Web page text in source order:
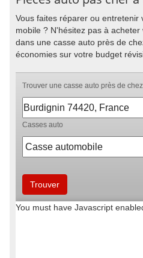
Vous faites réparer ou entretenir
mobile ? N'hésitez pas à
dans une casse auto près de
économies sur votre budget